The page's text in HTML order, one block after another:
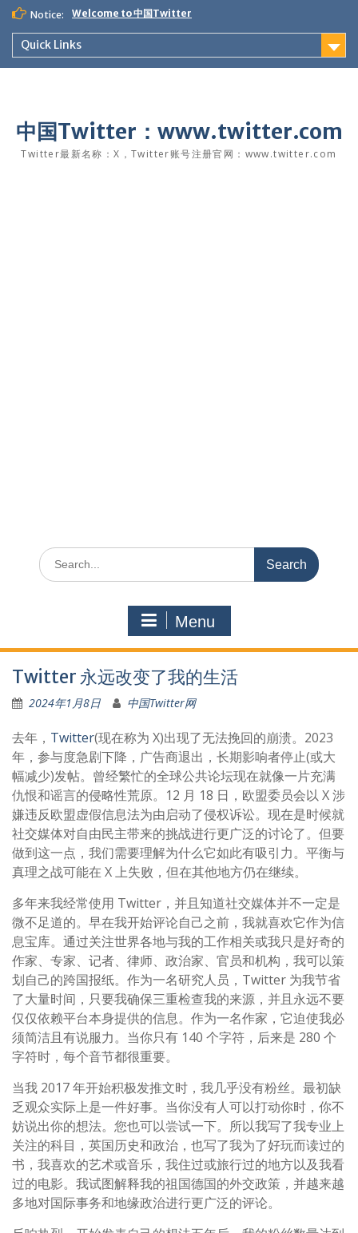
Skip
content
Notice: Welcome to 中国Twitter
Quick Links
中国Twitter：www.twitter.com
Twitter最新名称：X，Twitter账号注册官网：www.twitter.com
Search
for:
Menu
Twitter 永远改变了我的生活
2024年1月8日 中国Twitter网
去年， Twitter(现在称为 X)出现了无法挽回的崩溃。2023
年，参与度急剧下降，广告商退出，长期影响者停止(或大
幅减少)发帖。曾经繁忙的全球公共论坛现在就像一片充满
仇恨和谣言的侵略性荒原。12 月 18 日，欧盟委员会以 X 涉
嫌违反欧盟虚假信息法为由启动了侵权诉讼。现在是时候就
社交媒体对自由民主带来的挑战进行更广泛的讨论了。但要
做到这一点，我们需要理解为什么它如此有吸引力。平衡与
真理之战可能在 X 上失败，但在其他地方仍在继续。
多年来我经常使用 Twitter，并且知道社交媒体并不一定是
微不足道的。早在我开始评论自己之前，我就喜欢它作为信
息宝库。通过关注世界各地与我的工作相关或我只是好奇的
作家、专家、记者、律师、政治家、官员和机构，我可以策
划自己的跨国报纸。作为一名研究人员，Twitter 为我节省
了大量时间，只要我确保三重检查我的来源，并且永远不要
仅仅依赖平台本身提供的信息。作为一名作家，它迫使我必
须简洁且有说服力。当你只有 140 个字符，后来是 280 个
字符时，每个音节都很重要。
当我 2017 年开始积极发推文时，我几乎没有粉丝。最初缺
乏观众实际上是一件好事。当你没有人可以打动你时，你不
妨说出你的想法。您也可以尝试一下。所以我写了我专业上
关注的科目，英国历史和政治，也写了我为了好玩而读过的
书，我喜欢的艺术或音乐，我住过或旅行过的地方以及我看
过的电影。我试图解释我的祖国德国的外交政策，并越来越
多地对国际事务和地缘政治进行更广泛的评论。